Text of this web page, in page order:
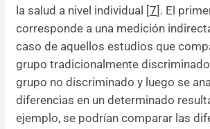
la salud a nivel individual [7]. El
corresponde a una medición
caso de aquellos estudios que
grupo tradicionalmente
grupo no discriminado y luego se
diferencias en un determinado
ejemplo, se podrían comparar las